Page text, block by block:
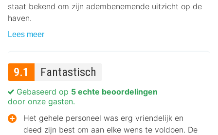
staat bekend om zijn adembenemende uitzicht op de
haven.
Lees meer
9.1 Fantastisch
Gebaseerd op 5 echte beoordelingen
door onze gasten.
Het gehele personeel was erg vriendelijk en
deed zijn best om aan elke wens te voldoen. De